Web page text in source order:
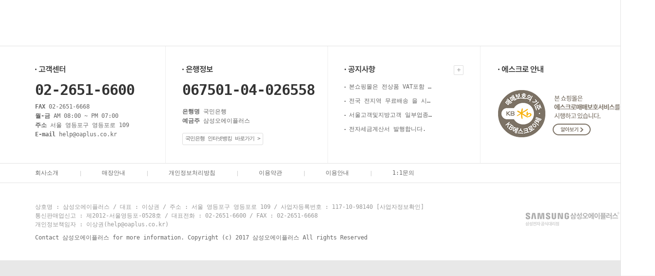
02-2651-6600
FAX 02-2651-6668
월-금 AM 08:00 ~ PM 07:00
주소 서울 영등포구 영등포로 109
E-mail help@oaplus.co.kr
067501-04-026558
은행명 국민은행
예금주 삼성오에이플러스
국민은행 인터넷뱅킹 바로가기 >
본쇼핑몰은 전상품 VAT포함 가격 입니다.
전국 전지역 무료배송 을 시행합니다.
서울고객및지방고객 일부업종 후불제실시.
전자세금계산서 발행합니다.
회사소개 매장안내 개인정보처리방침 이용약관 이용안내 1:1문의
상호명 : 삼성오에이플러스 / 대표 : 이상권 / 주소 : 서울 영등포구 영등포로 109 / 사업자등록번호 : 117-10-98140
[사업자정보확인]
통신판매업신고 : 제2012-서울영등포-0528호 / 대표전화 : 02-2651-6600 / FAX : 02-2651-6668
개인정보책임자 : 이상권(help@oaplus.co.kr)
Contact 삼성오에이플러스 for more information. Copyright (c) 2017 삼성오에이플러스 All rights Reserved